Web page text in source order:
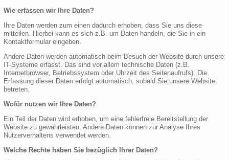
Wie erfassen wir Ihre Daten?
Ihre Daten werden zum einen dadurch erhoben, dass Sie uns diese
mitteilen. Hierbei kann es sich z.B. um Daten handeln, die Sie in ein
Kontaktformular eingeben.
Andere Daten werden automatisch beim Besuch der Website durch unsere
IT-Systeme erfasst. Das sind vor allem technische Daten (z.B.
Internetbrowser, Betriebssystem oder Uhrzeit des Seitenaufrufs). Die
Erfassung dieser Daten erfolgt automatisch, sobald Sie unsere Website
betreten.
Wofür nutzen wir Ihre Daten?
Ein Teil der Daten wird erhoben, um eine fehlerfreie Bereitstellung der
Website zu gewährleisten. Andere Daten können zur Analyse Ihres
Nutzerverhaltens verwendet werden.
Welche Rechte haben Sie bezüglich Ihrer Daten?